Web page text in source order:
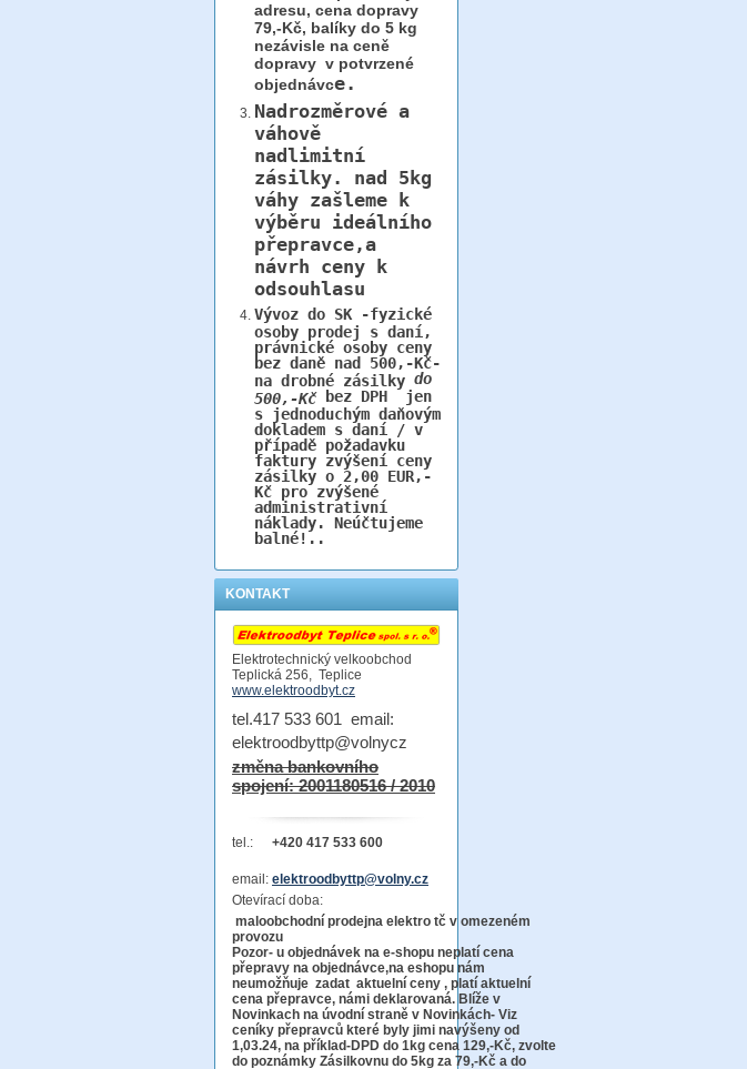
adresu, cena dopravy
79,-Kč, balíky do 5 kg
nezávisle na ceně
dopravy v potvrzené
objednávce.
Nadrozměrové a
váhově
nadlimitní
zásilky. nad 5kg
váhy zašleme k
výběru ideálního
přepravce,a
návrh ceny k
odsouhlasu
Vývoz do SK -fyzické
osoby prodej s daní,
právnické osoby ceny
bez daně nad 500,-Kč-
na drobné zásilky do
500,-Kčbez DPH jen
s jednoduchým daňovým
dokladem s daní / v
případě požadavku
faktury zvýšení ceny
zásilky o 2,00 EUR,-
Kč pro zvýšené
administrativní
náklady. Neúčtujeme
balné!..
KONTAKT
Elektrotechnický velkoobchod
Teplická 256, Teplice
www.elektroodbyt.cz
tel.417 533 601 email:
elektroodbyttp@volnycz
změna bankovního
spojení: 2001180516 / 2010
tel.: +420 417 533 600
email: elektroodbyttp@volny.cz
Otevírací doba:
maloobchodní prodejna elektro tč v omezeném
provozu
Pozor- u objednávek na e-shopu neplatí cena
přepravy na objednávce,na eshopu nám
neumožňuje zadat aktuelní ceny , platí aktuelní
cena přepravce, námi deklarovaná. Blíže v
Novinkach na úvodní straně v Novinkách- Viz
ceníky přepravců které byly jimi navýšeny od
1,03.24, na příklad-DPD do 1kg cena 129,-Kč, zvolte
do poznámky Zásilkovnu do 5kg za 79,-Kč a do